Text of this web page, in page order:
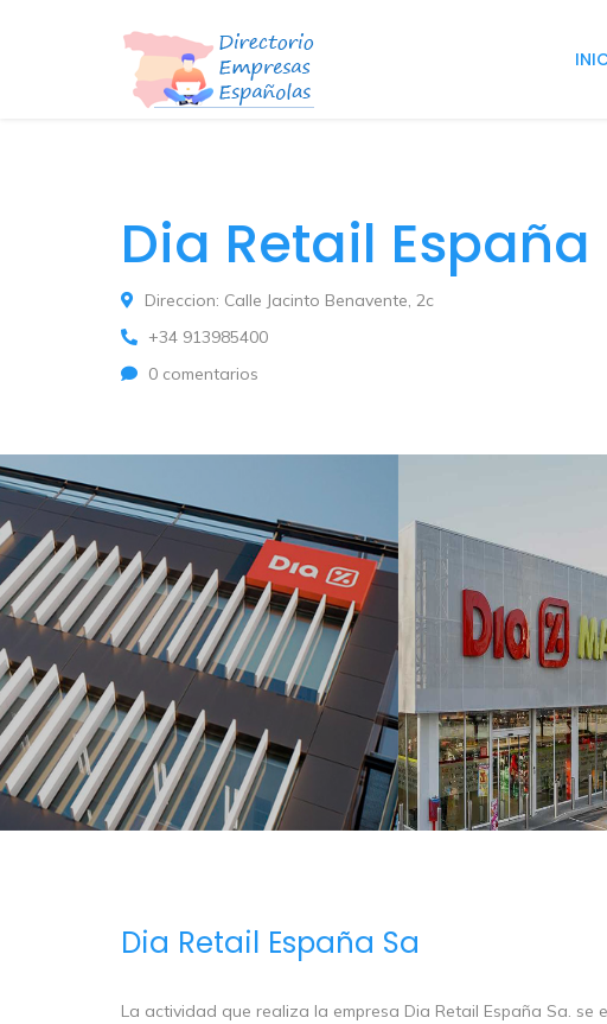
Dia Retail España
Direccion: Calle Jacinto Benavente, 2c
+34 913985400
0 comentarios
Dia Retail España Sa
La actividad que realiza la empresa Dia Retail España Sa.